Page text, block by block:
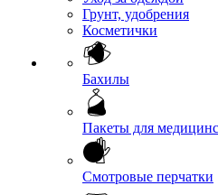
Грунт, удобрения
Косметички
Бахилы
Пакеты для
Смотровые перчатки